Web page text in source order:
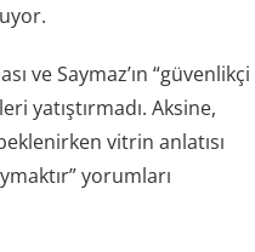
ve Saymaz’ın “güvenlikçi
yatıştırmadı. Aksine,
vitrin anlatısı
yorumları